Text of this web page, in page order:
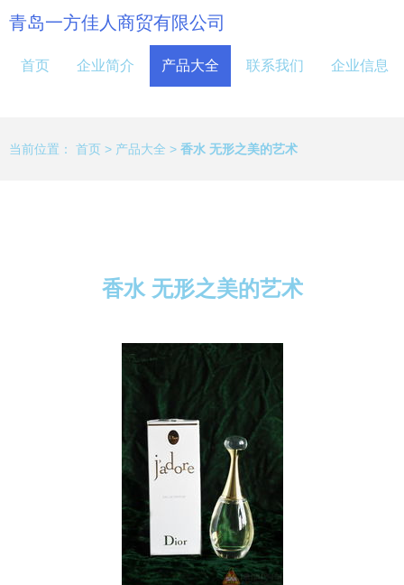
青岛一方佳人商贸有限公司
首页 企业简介 产品大全 联系我们 企业信息
当前位置： 首页 > 产品大全 > 香水 无形之美的艺术
香水 无形之美的艺术